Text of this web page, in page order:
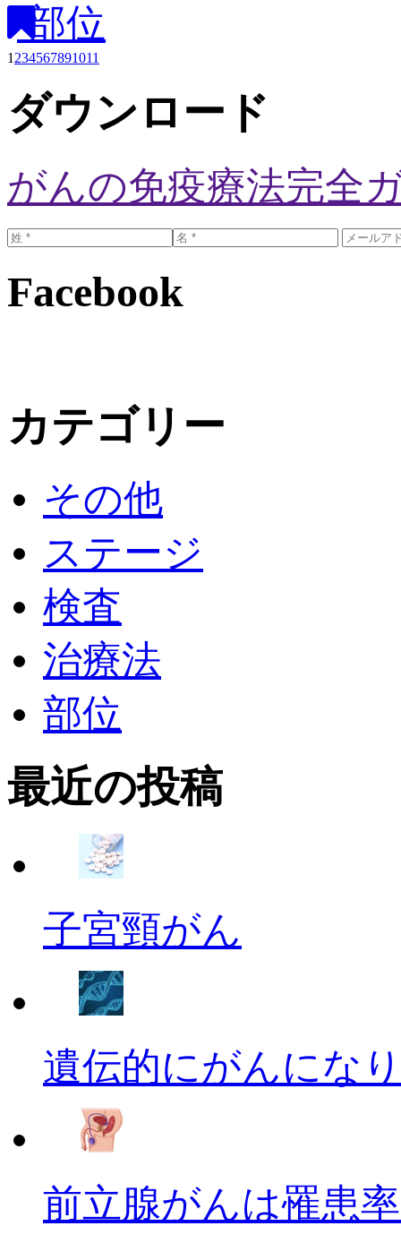
部位
1 234567891011
ダウンロード
がんの免疫療法完全
Facebook
カテゴリー
その他
ステージ
検査
治療法
部位
最近の投稿
子宮頸がん
遺伝的にがんにな
前立腺がんは罹患